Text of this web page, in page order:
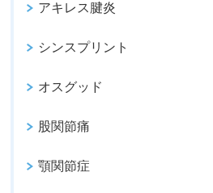
アキレス腱炎
シンスプリント
オスグッド
股関節痛
顎関節症